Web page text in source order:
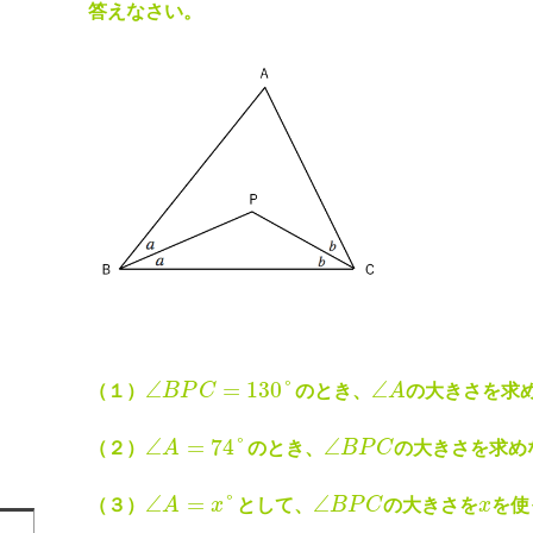
答えなさい。
（１） ∠BPC = 130° のとき、 ∠Aの大きさを求
（２） ∠A = 74° のとき、 ∠BPCの大きさを求め
（３） ∠A = x ° として、 ∠BPCの大きさをxを